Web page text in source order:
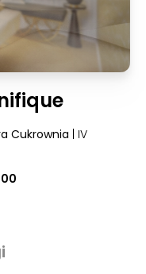
Cukrownia | IV